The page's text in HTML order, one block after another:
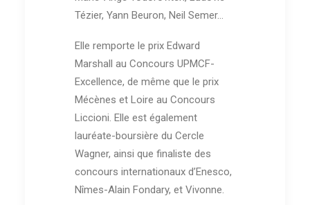
Tézier, Yann Beuron, Neil Semer…
Elle remporte le prix Edward
Marshall au Concours UPMCF-
Excellence, de même que le prix
Mécènes et Loire au Concours
Liccioni. Elle est également
lauréate-boursière du Cercle
Wagner, ainsi que finaliste des
concours internationaux d’Enesco,
Nîmes-Alain Fondary, et Vivonne.